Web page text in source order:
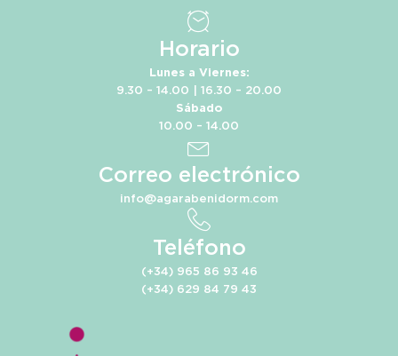
Horario
Lunes a Viernes:
9.30 – 14.00 | 16.30 – 20.00
Sábado
10.00 – 14.00
Correo electrónico
info@agarabenidorm.com
Teléfono
(+34) 965 86 93 46
(+34) 629 84 79 43